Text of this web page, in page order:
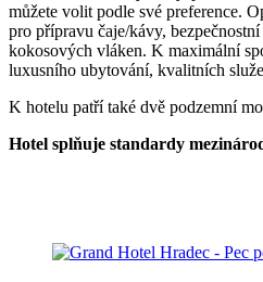
můžete volit podle své preference.
pro přípravu čaje/kávy,
kokosových vláken. K maximální
luxusního ubytování, kvalitních
K hotelu patří také dvě podzemní
Hotel splňuje standardy